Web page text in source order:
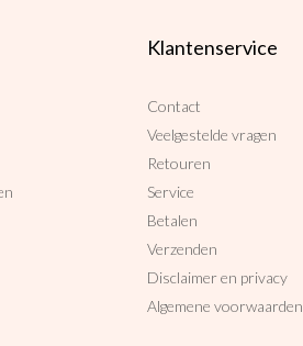
Klantenservice
Contact
Veelgestelde vragen
Retouren
Service
Betalen
Verzenden
Disclaimer en privacy
Algemene voorwaarden